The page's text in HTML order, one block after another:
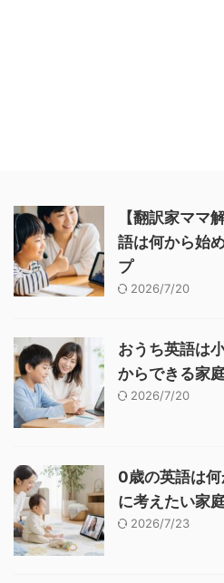
【翻訳家ママ
語は何から始
プ
2026/7/20
おうち英語は
からできる家
2026/7/20
0歳の英語は
に考えたい家
2026/7/23